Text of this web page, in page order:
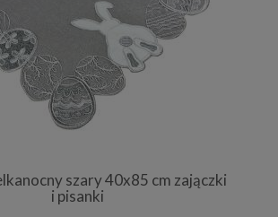
szary 40x85 cm zajączki
i pisanki